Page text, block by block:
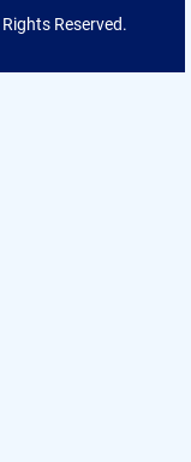
Reserved.